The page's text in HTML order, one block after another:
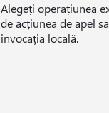
Alegeți operațiunea
de acțiunea de apel
invocația locală.